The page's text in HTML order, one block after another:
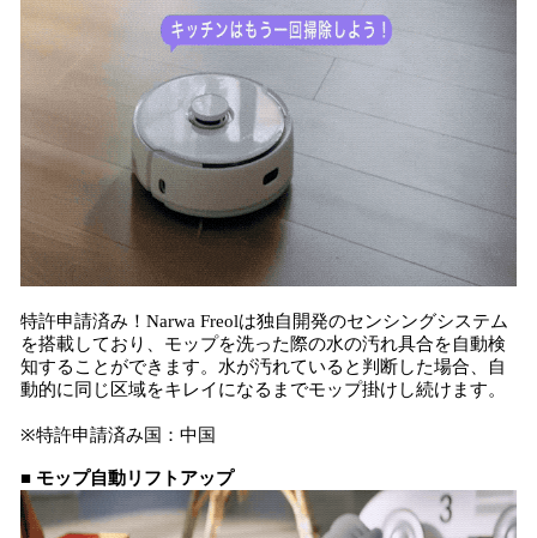
特許申請済み！Narwa Freolは独自開発のセンシングシステム
を搭載しており、モップを洗った際の水の汚れ具合を自動検
知することができます。水が汚れていると判断した場合、自
動的に同じ区域をキレイになるまでモップ掛けし続けます。
※特許申請済み国：中国
■ モップ自動リフトアップ